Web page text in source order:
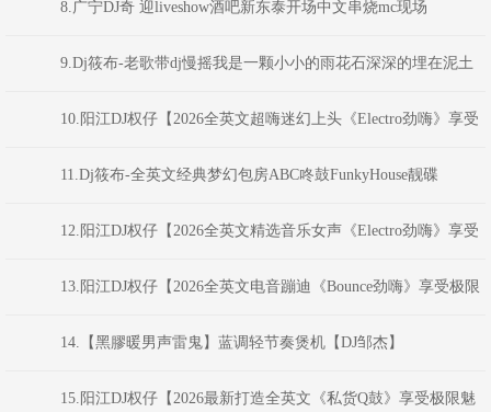
NO.1】新感觉动感外文弹跳重低音(Dj红仔Mix)
8.广宁DJ奇 迎liveshow酒吧新东泰开场中文串烧mc现场
9.Dj筱布-老歌带dj慢摇我是一颗小小的雨花石深深的埋在泥土
之中FunkyHouse串烧
10.阳江DJ权仔【2026全英文超嗨迷幻上头《Electro劲嗨》享受
极限魅力车载大碟】
11.Dj筱布-全英文经典梦幻包房ABC咚鼓FunkyHouse靓碟
12.阳江DJ权仔【2026全英文精选音乐女声《Electro劲嗨》享受
极限魅力车载大碟】
13.阳江DJ权仔【2026全英文电音蹦迪《Bounce劲嗨》享受极限
魅力车载大碟】14.【黑膠暖男声雷鬼】蓝调轻节奏煲机【DJ邹杰】
15.阳江DJ权仔【2026最新打造全英文《私货Q鼓》享受极限魅